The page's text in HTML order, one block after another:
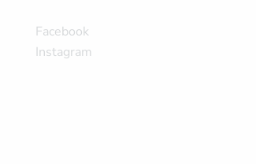
Facebook
Instagram